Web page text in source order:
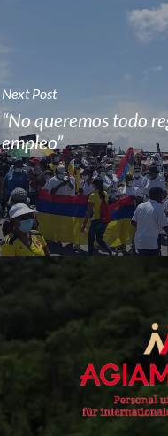
Next Post
“No queremos todo
empleo”